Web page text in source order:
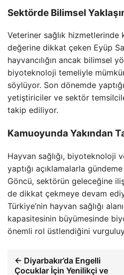
Sektörde Bilimsel
Veteriner sağlık hizmetlerinde
değerine dikkat çeken Eyüp
hayvancılığın ancak bilimsel
biyoteknoloji temeliyle
söylüyor. Son dönemde
yetiştiriciler ve sektör
takip ediliyor.
Kamuoyunda Yakından
Hayvan sağlığı, biyoteknoloji
yaptığı açıklamalarla
Göncü, sektörün geleceğine
de dikkat çekmeye devam
Türkiye’nin hayvan sağlığı
kapasitesinin büyümesinde
önemli rol üstlendiğini
← Diyarbakır’da Engelli
Çocuklar İçin Yenilikçi ve